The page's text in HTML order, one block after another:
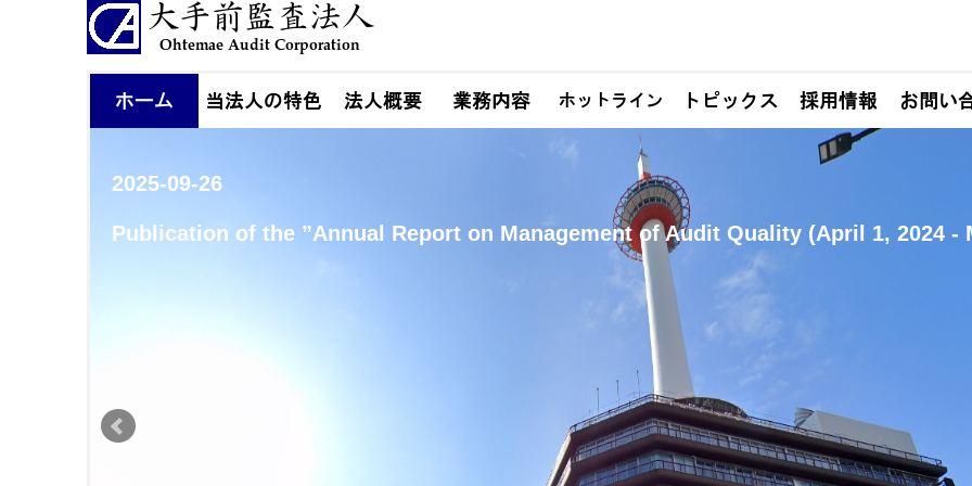
2025-09-26
Publication of the ”Annual Report on Management of Audit Quality (April 1, 2024 -